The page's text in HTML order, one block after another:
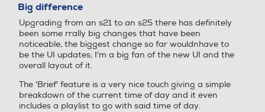
146,9
Larghezza-mm
Profondità-mm
256
Capacità RAM - MB Capacità RAM - MB
Tipo di RAM Tipo di RAM
5
stelle.
Big difference
Upgrading from an s21 to an s25 there has definitely
been some rrally big changes that have been
noticeable, the biggest change so far wouldnhave to
be the UI updates; I'm a big fan of the new UI and the
overall layout of it.
The 'Brief' feature is a very nice touch giving a simple
breakdown of the current time of day and it even
includes a playlist to go with said time of day.